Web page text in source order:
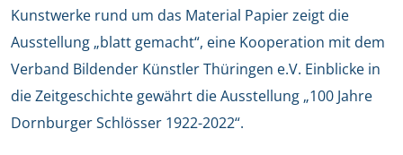
Kunstwerke rund um das Material Papier zeigt die
Ausstellung „blatt gemacht“, eine Kooperation mit dem
Verband Bildender Künstler Thüringen e.V. Einblicke in
die Zeitgeschichte gewährt die Ausstellung „100 Jahre
Dornburger Schlösser 1922-2022“.